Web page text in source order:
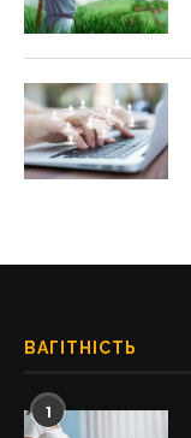
ВАГІТНІСТЬ
1